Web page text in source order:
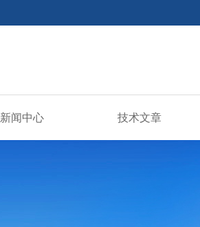
新闻中心 技术文章